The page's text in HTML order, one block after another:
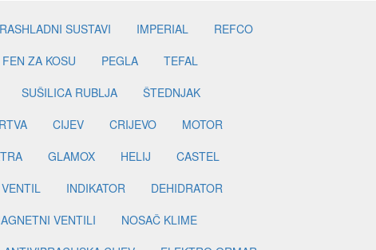
RASHLADNI SUSTAVI IMPERIAL
REFCO
FEN ZA KOSU PEGLA
TEFAL
SUŠILICA RUBLJA
ŠTEDNJAK
CIJEV CRIJEVO
MOTOR
GLAMOX HELIJ
CASTEL
INDIKATOR
DEHIDRATOR
VENTILI
NOSAČ KLIME